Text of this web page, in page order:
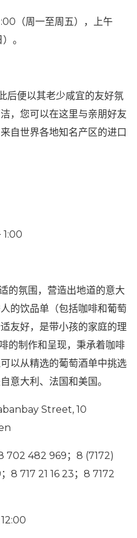
（周一至周五），上午
。
后便以其老少咸宜的友好氛
，您可以在这里与亲朋好友
自世界各地知名产区的进口
1:00
的氛围，营造出地道的意大
的饮品单（包括咖啡和葡萄
友好，是带小孩的家庭的理
的制作和呈现，秉承着咖啡
以从精选的葡萄酒单中挑选
意大利、法国和美国。
Street, 10
702 482 969；8 (7172)
8 717 21 16 23；8 7172